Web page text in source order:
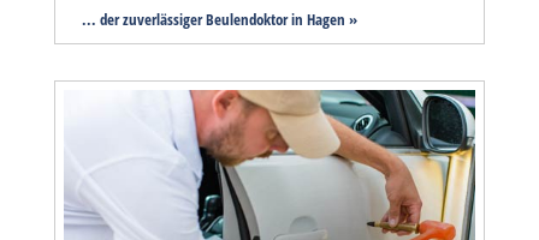
... der zuverlässiger Beulendoktor in Hagen »